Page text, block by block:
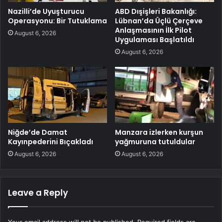
Nazilli’de Uyuşturucu
Operasyonu: Bir Tutuklama
August 6, 2026
ABD Dışişleri Bakanlığı:
Lübnan’da Üçlü Çerçeve
Anlaşmasının İlk Pilot
Uygulaması Başlatıldı
August 6, 2026
Niğde’de Damat
Kayınpederini Bıçakladı
August 6, 2026
Manzara izlerken kurşun
yağmuruna tutuldular
August 6, 2026
Leave a Reply